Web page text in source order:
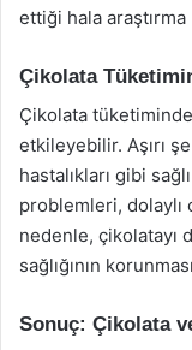
ettiği hala
Çikolata
Çikolata tüketiminde
etkileyebilir. Aşırı
hastalıkları gibi
problemleri, dolaylı
nedenle, çikolatayı
sağlığının
Sonuç: Çikolata